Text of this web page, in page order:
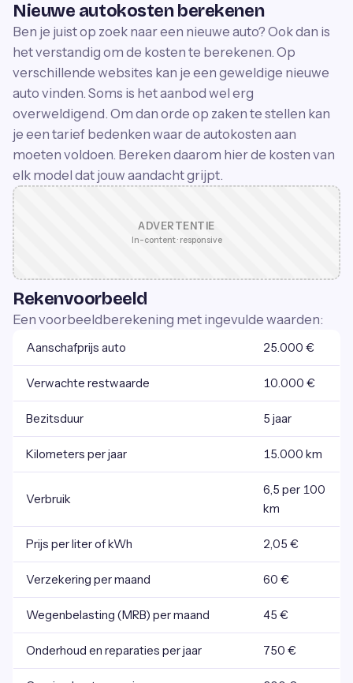
Nieuwe autokosten berekenen
Ben je juist op zoek naar een nieuwe auto? Ook dan is
het verstandig om de kosten te berekenen. Op
verschillende websites kan je een geweldige nieuwe
auto vinden. Soms is het aanbod wel erg
overweldigend. Om dan orde op zaken te stellen kan
je een tarief bedenken waar de autokosten aan
moeten voldoen. Bereken daarom hier de kosten van
elk model dat jouw aandacht grijpt.
ADVERTENTIE
In-content · responsive
Rekenvoorbeeld
Een voorbeeldberekening met ingevulde waarden:
Aanschafprijs auto 25.000 €
Verwachte restwaarde 10.000 €
Bezitsduur 5 jaar
Kilometers per jaar 15.000 km
Verbruik
6,5 per 100
km
Prijs per liter of kWh 2,05 €
Verzekering per maand 60 €
Wegenbelasting (MRB) per maand 45 €
Onderhoud en reparaties per jaar 750 €